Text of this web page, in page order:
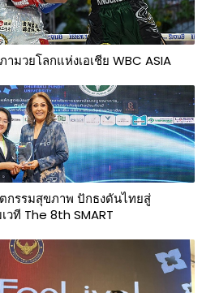
มวยโลกแห่งเอเชีย WBC ASIA
กรรมสุขภาพ ปักธงดันไทยสู่
วที The 8th SMART